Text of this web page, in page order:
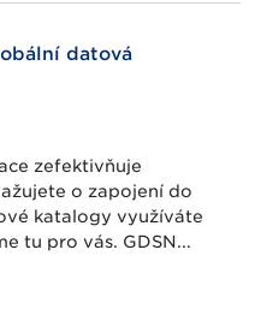
datová
zefektivňuje
o zapojení do
katalogy využíváte
tu pro vás. GDSN...